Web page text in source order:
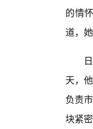
的情
道，
天，
负责
块紧